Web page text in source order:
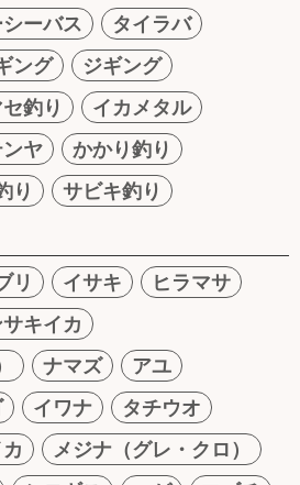
ーバス
タイラバ
ング
ジギング
釣り
イカメタル
ンヤ
かかり釣り
り
サビキ釣り
リ イサキ
ヒラマサ
キイカ
ナマズ
アユ
イワナ
タチウオ
メジナ（グレ・クロ）